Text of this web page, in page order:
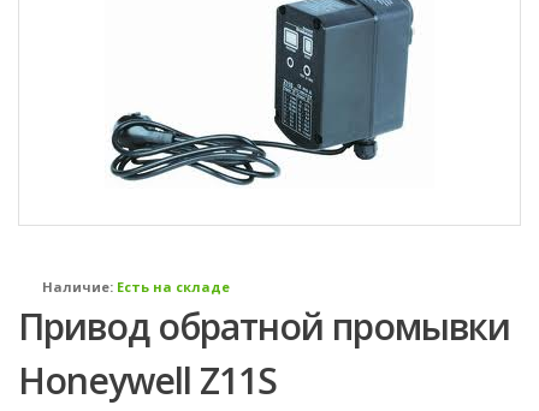
Наличие: Есть на складе
Привод обратной промывки
Honeywell Z11S